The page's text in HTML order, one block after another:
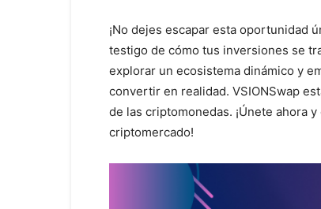
¡No dejes escapar esta oportunidad
testigo de cómo tus inversiones se
explorar un ecosistema dinámico y
convertir en realidad. VSIONSwap
de las criptomonedas. ¡Únete ahora
criptomercado!